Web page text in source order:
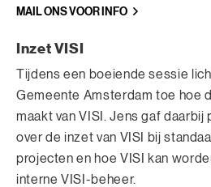
MAIL ONS VOOR INFO
Inzet VISI
Tijdens een boeiende sessie
Gemeente Amsterdam toe hoe
maakt van VISI. Jens gaf
over de inzet van VISI bij
projecten en hoe VISI kan
interne VISI-beheer.